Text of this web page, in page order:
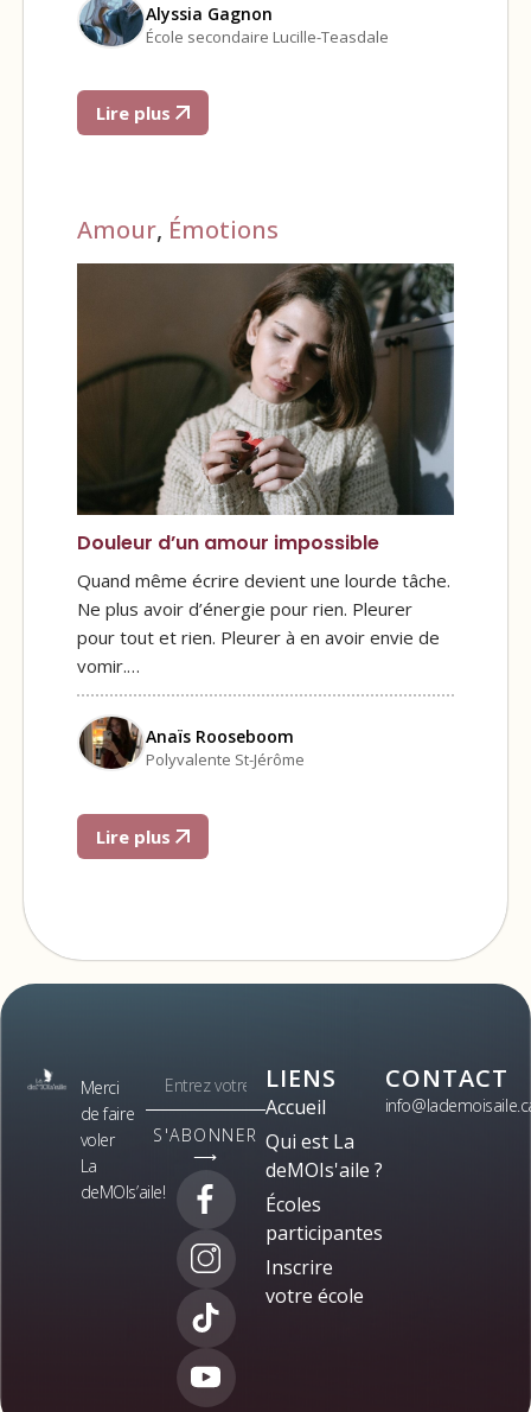
Alyssia Gagnon
École secondaire Lucille-Teasdale
Lire plus
Amour, Émotions
Douleur d’un amour impossible
Quand même écrire devient une lourde tâche.
Ne plus avoir d’énergie pour rien. Pleurer
pour tout et rien. Pleurer à en avoir envie de
vomir.…
Anaïs Rooseboom
Polyvalente St-Jérôme
Lire plus
Merci
de faire
voler
La
deMOIs’aile!
S'ABONNER
⟶
LIENS
Accueil
Qui est La
deMOIs'aile ?
Écoles
participantes
Inscrire
votre école
CONTACT